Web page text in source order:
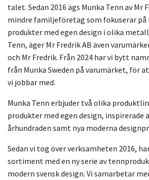
talet. Sedan 2016 ägs Munka Tenn av Mr
mindre familjeföretag som fokuserar
produkter med egen design i olika
Tenn, äger Mr Fredrik AB även
och Mr Fredrik. Från 2024 har vi bytt
från Munka Sweden på varumärket, för
vi jobbar med.
Munka Tenn erbjuder två olika
produkter med egen design, inspirerade
århundraden samt nya moderna
Sedan vi tog över verksamheten 2016,
sortiment med en ny serie av
modern svensk design. Vi samarbetar